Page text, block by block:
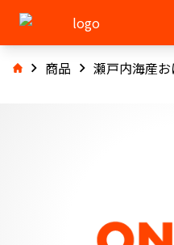
商品 瀬戸内海産